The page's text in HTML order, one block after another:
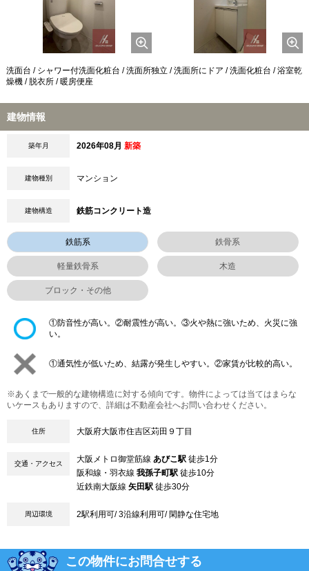
洗面台 / シャワー付洗面化粧台 / 洗面所独立 / 洗面所にドア / 洗面化粧台 / 浴室乾
燥機 / 脱衣所 / 暖房便座
建物情報
築年月 2026年08月 新築
建物種別 マンション
建物構造 鉄筋コンクリート造
鉄筋系 鉄骨系
軽量鉄骨系 木造
ブロック・その他
①防音性が高い。②耐震性が高い。③火や熱に強いため、火災に強
い。
①通気性が低いため、結露が発生しやすい。②家賃が比較的高い。
※あくまで一般的な建物構造に対する傾向です。物件によっては当てはまらな
いケースもありますので、詳細は不動産会社へお問い合わせください。
住所 大阪府大阪市住吉区苅田９丁目
交通・アクセス 大阪メトロ御堂筋線 あびこ駅 徒歩1分
阪和線・羽衣線 我孫子町駅 徒歩10分
近鉄南大阪線 矢田駅 徒歩30分
周辺環境 2駅利用可/ 3沿線利用可/ 閑静な住宅地
この物件にお問合せする